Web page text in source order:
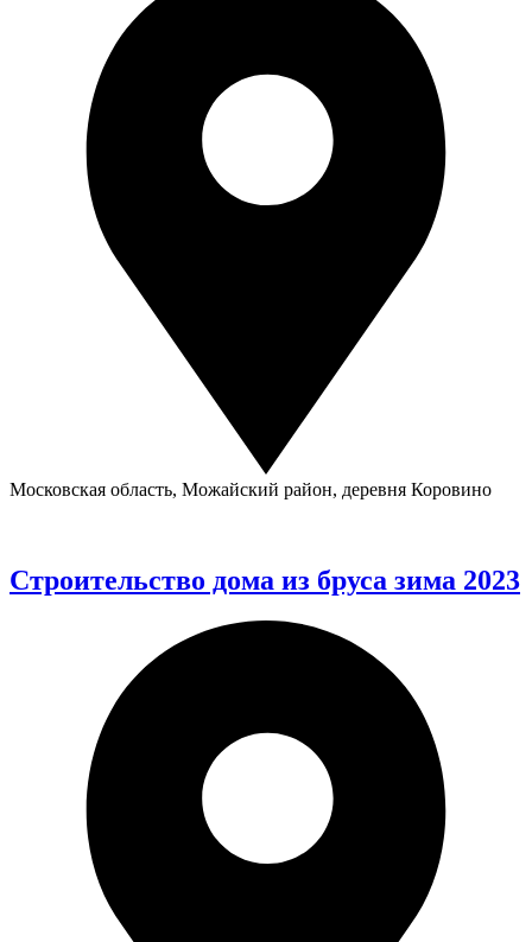
Московская область, Можайский район, деревня Коровино
Строительство дома из бруса зима 2023